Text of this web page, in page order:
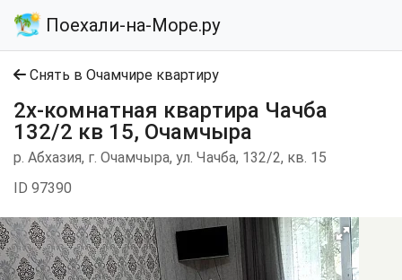
Поехали-на-Море.ру
Снять в Очамчире квартиру
2х-комнатная квартира Чачба
132/2 кв 15, Очамчыра
р. Абхазия, г. Очамчыра, ул. Чачба, 132/2, кв. 15
ID 97390